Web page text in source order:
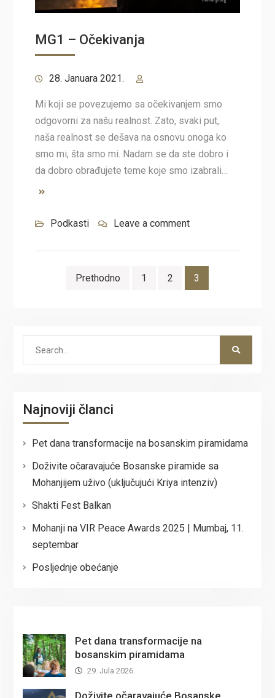
MG1 – Očekivanja
28. Januara 2021.
Mi koji se povezujemo sa očekivanjem smo
odgovorni za našu realnost. Zato, svaki put,
naša realnost se dešava na osnovu onoga ko
smo mi, šta smo mi. Nadam se da ste dobro i
da dobro obrađujete teme koje smo izabrali…
Podkasti Leave a comment
NavigacijaPrethodno 1 2 3
Najnoviji članci
Pet dana transformacije na bosanskim piramidama
Doživite očaravajuće Bosanske piramide sa
Mohanjijem uživo (uključujući Kriya intenziv)
Shakti Fest Balkan
Mohanji na VIR Peace Awards 2025 | Mumbaj, 11.
septembar
Posljednje obećanje
Pet dana transformacije na
bosanskim piramidama
29. Jula 2026.